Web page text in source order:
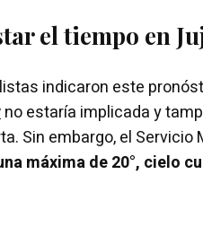
el tiempo en
indicaron este
no estaría implicada y
Sin embargo, el
máxima de 20°, cielo